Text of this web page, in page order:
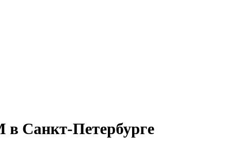
в Санкт-Петербурге